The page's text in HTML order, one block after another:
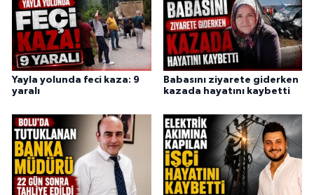
Yayla yolunda feci kaza: 9
yaralı
Babasını ziyarete giderken
kazada hayatını kaybetti